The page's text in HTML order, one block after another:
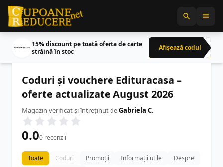
15% discount pe toată oferta de carte
străină în stoc
Afișează codulCRN
Coduri și vouchere Edituracasa –
oferte actualizate August 2026
Magazin verificat și întreținut deGabriela C.
0.00 recenzii
Toate Coduri Promoții Informații utile
Despre